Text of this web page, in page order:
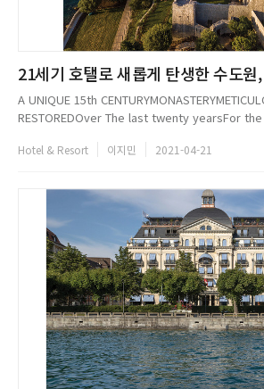
21세기 호탤로 새롭게 탄생한 수도
A UNIQUE 15th
RESTOREDOver The last twenty yearsFor
monastic complex, once home to Franc...
Hotel & Resort 이지민 2021-04-21